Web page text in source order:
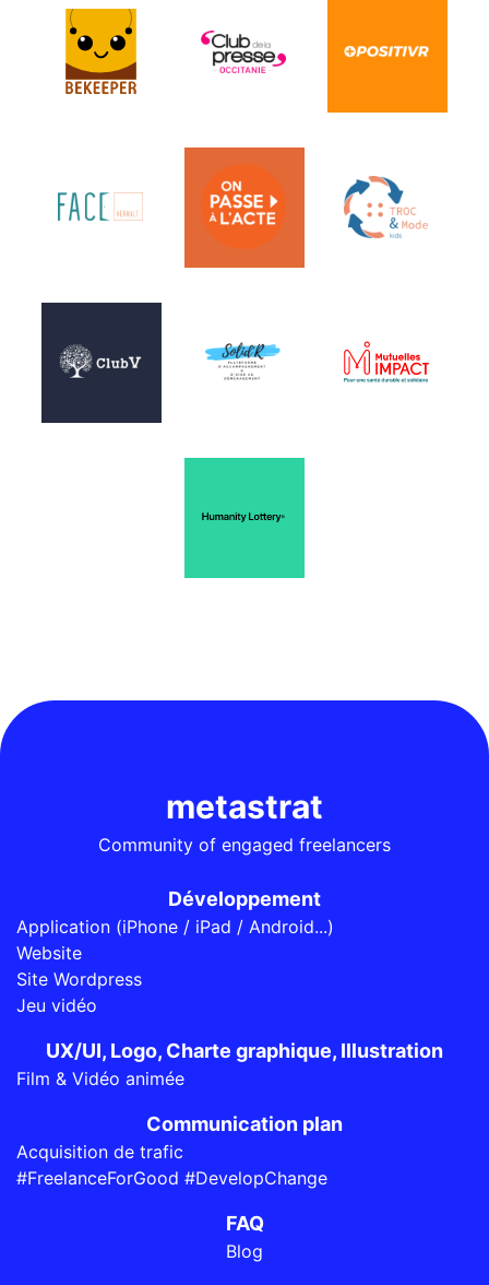
metastrat
Community of engaged freelancers
Développement
Application (iPhone / iPad / Android...)
Website
Site Wordpress
Jeu vidéo
UX/UI, Logo, Charte graphique, Illustration
Film & Vidéo animée
Communication plan
Acquisition de trafic
#FreelanceForGood #DevelopChange
FAQ
Blog